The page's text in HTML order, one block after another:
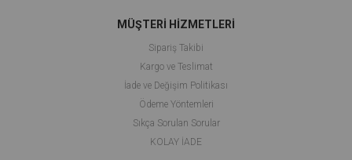
MÜŞTERİ HİZMETLERİ
Sipariş Takibi
Kargo ve Teslimat
İade ve Değişim Politikası
Ödeme Yöntemleri
Sıkça Sorulan Sorular
KOLAY İADE